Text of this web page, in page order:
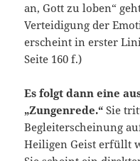
an, Gott zu loben“
Verteidigung der
erscheint in erster
Seite 160 f.)
Es folgt dann eine
„Zungenrede.“Sie
Begleiterscheinung
Heiligen Geist erfüllt